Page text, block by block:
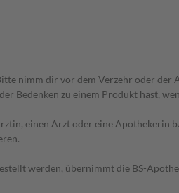
nimm dir vor dem Verzehr oder
Bedenken zu einem Produkt hast,
einen Arzt oder eine Apothekerin
werden, übernimmt die BS-